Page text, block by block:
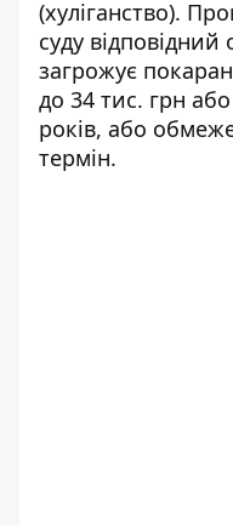
(хуліганство).
суду
загрожує
до 34 тис. грн
років, або
термін.